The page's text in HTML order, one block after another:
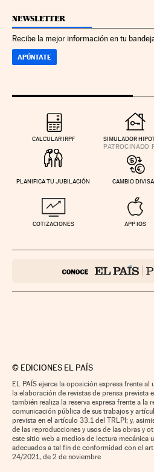
NEWSLETTER
Recibe la mejor información en tu
APÚNTATE
CALCULAR IRPF SIMULADOR
PLANIFICA TU JUBILACIÓN CAMBIO
COTIZACIONES APP IOS
© EDICIONES EL PAÍS
EL PAÍS ejerce la oposición expresa frente al
la elaboración de revistas de prensa prevista
también realiza la reserva expresa frente a la
comunicación pública de sus trabajos y
prevista en el artículo 33.1 del TRLPI; y,
de las reproducciones y usos de las obras y
este sitio web a medios de lectura mecánica
adecuados a tal fin de conformidad con el
24/2021, de 2 de noviembre